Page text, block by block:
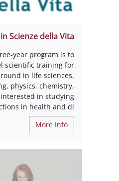
Scienze della Vita
year program is to
scientific training for
in life sciences,
physics, chemistry,
in studying
in health and di
More Info